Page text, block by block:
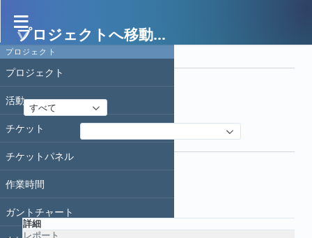
プロジェクト
プロジェクト
活動
チケット
チケットパネル
作業時間
ガントチャート
プロジェクトへ移動...
作業時間
フィルタ
すべて
フィルタ追加
オプション
適用
詳細
レポート